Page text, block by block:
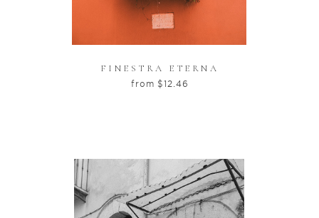
FINESTRA ETERNA
from $12.46